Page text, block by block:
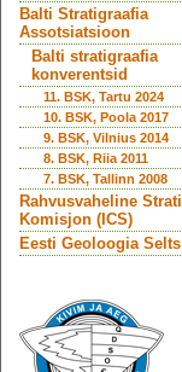
Balti Stratigraafia
Assotsiatsioon
Balti stratigraafia
konverentsid
11. BSK, Tartu 2024
10. BSK, Poola 2017
9. BSK, Vilnius 2014
8. BSK, Riia 2011
7. BSK, Tallinn 2008
Rahvusvaheline
Komisjon (ICS)
Eesti Geoloogia Selts